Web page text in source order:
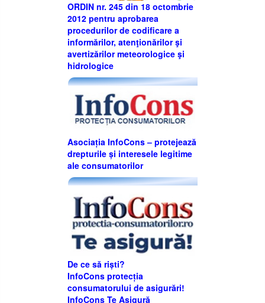
ORDIN nr. 245 din 18 octombrie
2012 pentru aprobarea
procedurilor de codificare a
informărilor, atenţionărilor şi
avertizărilor meteorologice şi
hidrologice
Asociația InfoCons – protejează
drepturile și interesele legitime
ale consumatorilor
De ce să riști?
InfoCons protecția
consumatorului de asigurări!
InfoCons Te Asigură